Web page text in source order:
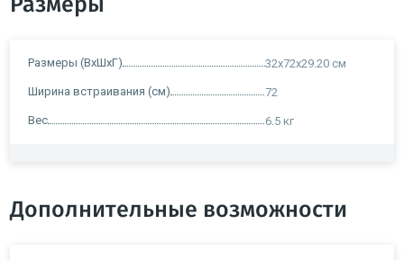
Размеры
Размеры (ВxШxГ) 32х72х29.20 см
Ширина встраивания (см) 72
Вес 6.5 кг
Дополнительные возможности